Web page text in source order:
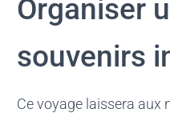
Organiser
souvenirs
Ce voyage laissera aux